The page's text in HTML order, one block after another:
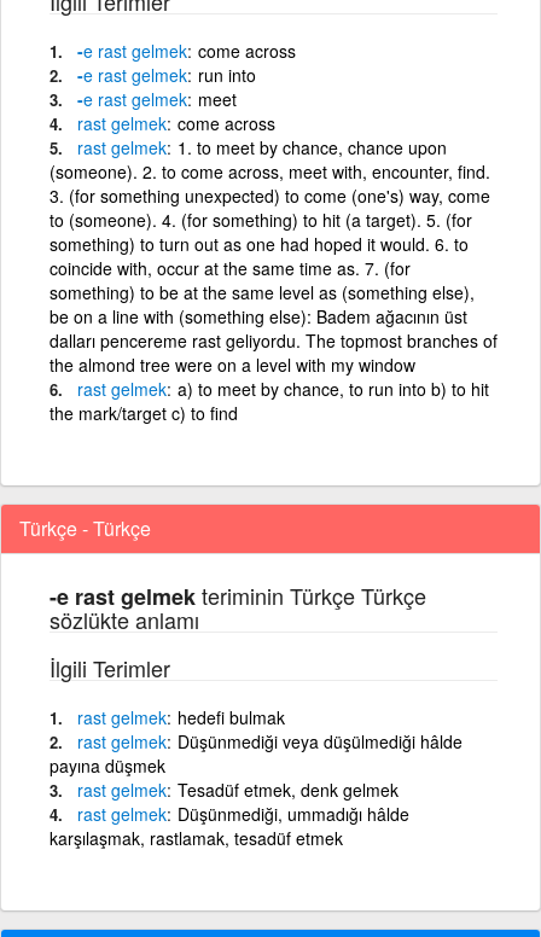
-e rast gelmek come across
-e rast gelmek run into
-e rast gelmek meet
rast gelmek come across
rast gelmek 1. to meet by chance, chance upon
(someone). 2. to come across, meet with, encounter, find.
3. (for something unexpected) to come (one's) way, come
to (someone). 4. (for something) to hit (a target). 5. (for
something) to turn out as one had hoped it would. 6. to
coincide with, occur at the same time as. 7. (for
something) to be at the same level as (something else),
be on a line with (something else): Badem ağacının üst
dalları pencereme rast geliyordu. The topmost branches of
the almond tree were on a level with my window
rast gelmek a) to meet by chance, to run into b) to hit
the mark/target c) to find
Türkçe - Türkçe
-e rast gelmekteriminin Türkçe Türkçe
sözlükte anlamı
İlgili Terimler
rast gelmek hedefi bulmak
rast gelmek Düşünmediği veya düşülmediği hâlde
payına düşmek
rast gelmek Tesadüf etmek, denk gelmek
rast gelmek Düşünmediği, ummadığı hâlde
karşılaşmak, rastlamak, tesadüf etmek